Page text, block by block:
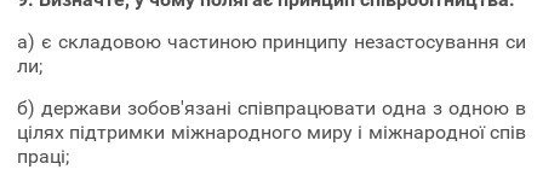
а) є складовою частиною принципу незастосування си
ли;
б) держави зобов'язані співпрацювати одна з одною в
цілях підтримки міжнародного миру і міжнародної спів
праці;